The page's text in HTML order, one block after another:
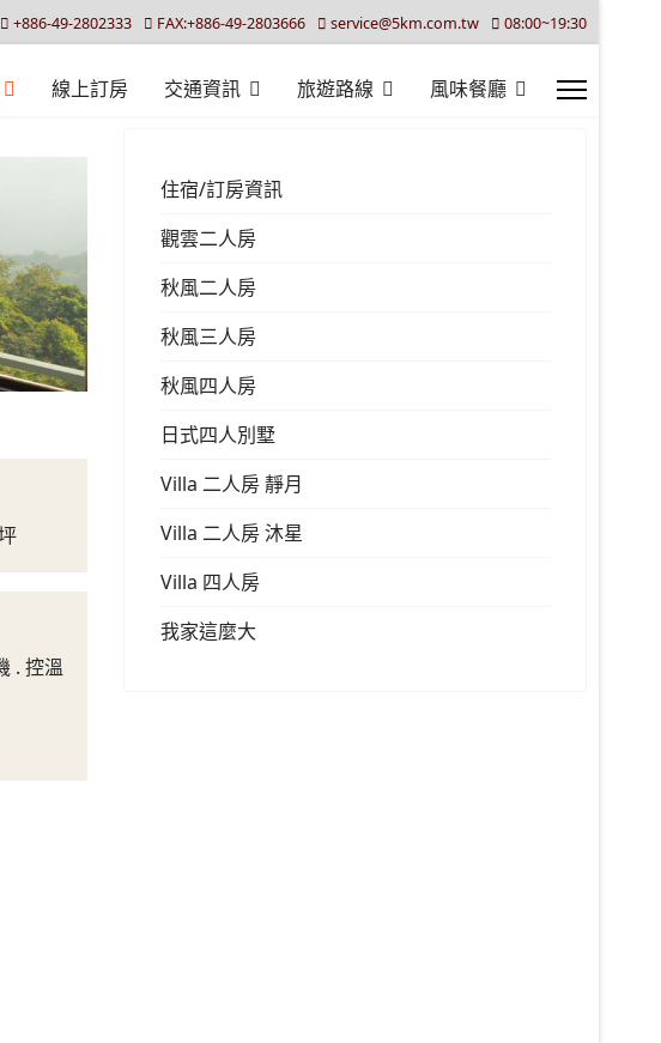
+886-49-2802333 FAX:+886-49-2803666 service@5km.com.tw 08:00~19:30
線上訂房 交通資訊 旅遊路線 風味餐廳
. 控溫
住宿/訂房資訊
觀雲二人房
秋風二人房
秋風三人房
秋風四人房
日式四人別墅
Villa 二人房 靜月
Villa 二人房 沐星
Villa 四人房
我家這麼大